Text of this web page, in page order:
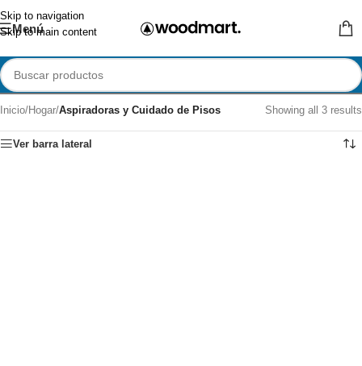
Skip to navigation
Skip to main content
Menú
Inicio/Hogar/Aspiradoras y Cuidado de Pisos Showing all 3 results
Ver barra lateral